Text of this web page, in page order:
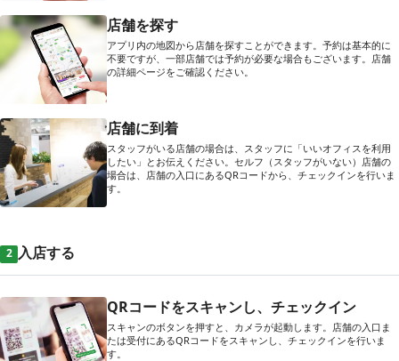
店舗を探す
アプリ内の地図から店舗を探すことができます。予約は基本的に
不要ですが、一部店舗では予約が必要な場合もございます。店舗
の詳細ページをご確認ください。
店舗に到着
スタッフがいる店舗の場合は、スタッフに「いいオフィスを利用
したい」とお伝えください。セルフ（スタッフがいない）店舗の
場合は、店舗の入口にあるQRコードから、チェックインを行いま
す。
2 入店する
QRコードをスキャンし、チェックイン
スキャンのボタンを押すと、カメラが起動します。店舗の入口ま
たは受付にあるQRコードをスキャンし、チェックインを行いま
す。